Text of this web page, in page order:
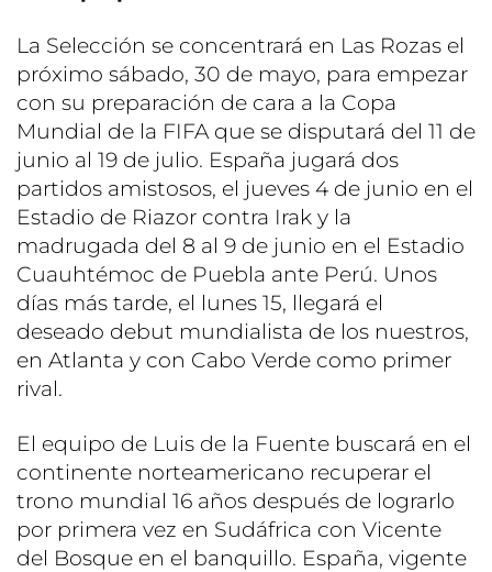
La Selección se concentrará en Las Rozas el
próximo sábado, 30 de mayo, para empezar
con su preparación de cara a la Copa
Mundial de la FIFA que se disputará del 11 de
junio al 19 de julio. España jugará dos
partidos amistosos, el jueves 4 de junio en el
Estadio de Riazor contra Irak y la
madrugada del 8 al 9 de junio en el Estadio
Cuauhtémoc de Puebla ante Perú. Unos
días más tarde, el lunes 15, llegará el
deseado debut mundialista de los nuestros,
en Atlanta y con Cabo Verde como primer
rival.
El equipo de Luis de la Fuente buscará en el
continente norteamericano recuperar el
trono mundial 16 años después de lograrlo
por primera vez en Sudáfrica con Vicente
del Bosque en el banquillo. España, vigente